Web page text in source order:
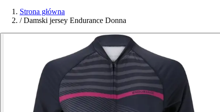
Strona główna
/ Damski jersey Endurance Donna